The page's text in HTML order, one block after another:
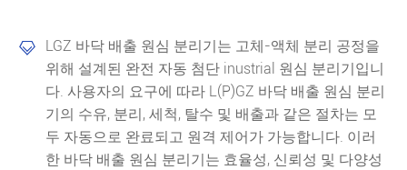

LGZ 바닥 배출 원심 분리기는 고체-액체 분리 공정을
위해 설계된 완전 자동 첨단 inustrial 원심 분리기입니
다. 사용자의 요구에 따라 L(P)GZ 바닥 배출 원심 분리
기의 수유, 분리, 세척, 탈수 및 배출과 같은 절차는 모
두 자동으로 완료되고 원격 제어가 가능합니다. 이러
한 바닥 배출 원심 분리기는 효율성, 신뢰성 및 다양성